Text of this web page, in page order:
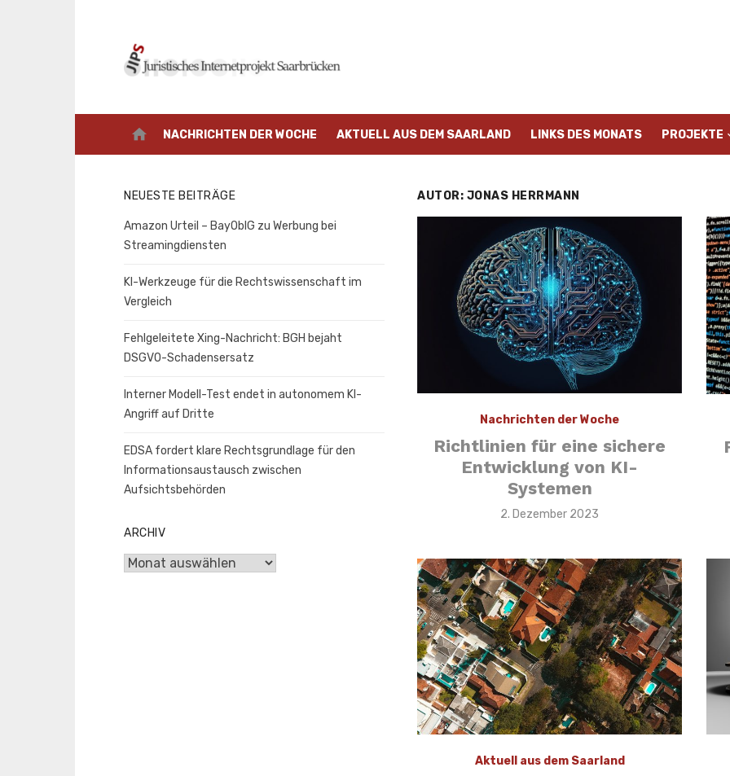
home NACHRICHTEN DER WOCHE AKTUELL AUS DEM SAARLAND LINKS DES MONATS PROJEKTE
AUTOR: JONAS HERRMANN
Nachrichten der Woche
Richtlinien für eine sichere
Entwicklung von KI-
Systemen
Veröffentlicht
2. Dezember 2023
Aktuell aus dem Saarland
NEUESTE BEITRÄGE
Amazon Urteil – BayOblG zu Werbung bei
Streamingdiensten
KI-Werkzeuge für die Rechtswissenschaft im
Vergleich
Fehlgeleitete Xing-Nachricht: BGH bejaht
DSGVO-Schadensersatz
Interner Modell-Test endet in autonomem KI-
Angriff auf Dritte
EDSA fordert klare Rechtsgrundlage für den
Informationsaustausch zwischen
Aufsichtsbehörden
ARCHIV
Archiv